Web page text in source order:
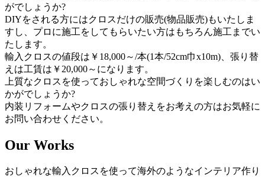
がでしょうか?
DIYをされる方にはクロスだけの販売(物品販売)もいたしま
すし、プロに施工をしてもらいたい方はもちろん施工までい
たします。
輸入クロスの値段は￥18,000～/本(1本/52cm巾x10m)、張り替
えは工賃は￥20,000～になります。
上質なクロスを使っておしゃれな空間づくりを楽しむのはい
かがでしょうか?
内装リフォームやクロスの張り替えをお考えの方はお気軽に
お問い合わせください。
Our Works
おしゃれな輸入クロスを使って海外のようなインテリア作り